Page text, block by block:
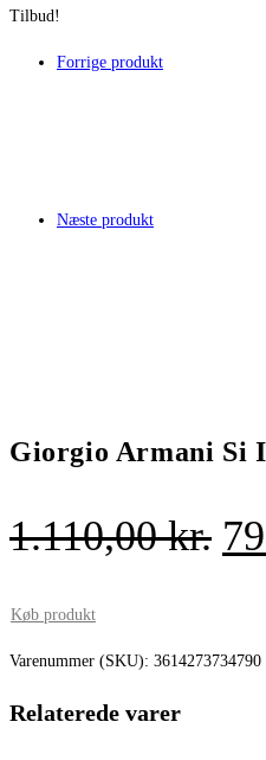
Tilbud!
Forrige produkt
Næste produkt
Giorgio Armani Si
1.110,00kr.
Køb produkt
Varenummer (SKU): 3614273734790
Relaterede varer